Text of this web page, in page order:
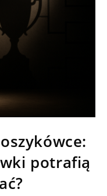
potrafią